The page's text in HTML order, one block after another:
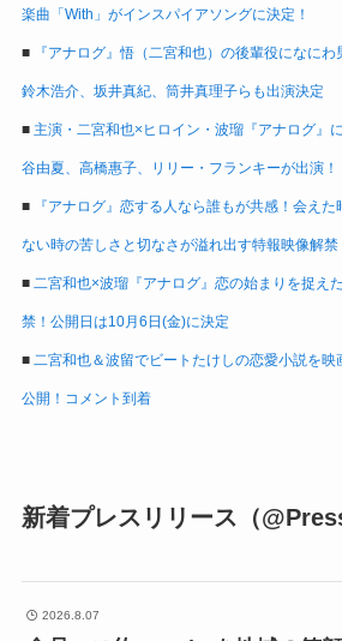
楽曲「With」がインスパイアソングに決定！
■ 『アナログ』悟（二宮和也）の後輩役になにわ
鈴木浩介、坂井真紀、筒井真理子らも出演決定
■ 主演・二宮和也×ヒロイン・波瑠『アナログ』
谷由夏、高橋惠子、リリー・フランキーが出演！
■ 『アナログ』恋する人なら誰もが共感！会え
ない時の苦しさと切なさが溢れ出す特報映像解禁
■ 二宮和也×波瑠『アナログ』恋の始まりを捉え
禁！公開日は10月6日(金)に決定
■ 二宮和也＆波留でビートたけしの恋愛小説を
公開！コメント到着
新着プレスリリース（
2026.8.07